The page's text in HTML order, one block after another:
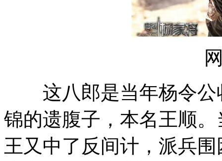
这八郎是当年杨令公
锦的遗腹子，本名王顺
王又中了反间计，派兵